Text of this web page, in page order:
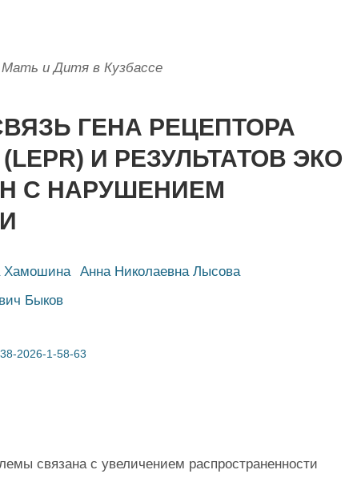
Мать и Дитя в Кузбассе
ГЕНА РЕЦЕПТОРА
И РЕЗУЛЬТАТОВ ЭКО
С НАРУШЕНИЕМ
Хамошина
Анна Николаевна Лысова
Быков
2026-1-58-63
связана с увеличением распространенности